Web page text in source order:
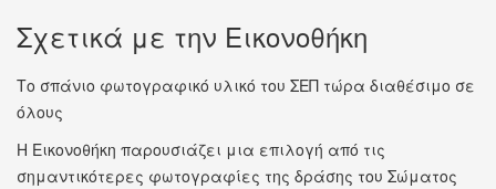
Σχετικά με την Εικονοθήκη
Το σπάνιο φωτογραφικό υλικό του ΣΕΠ τώρα διαθέσιμο σε
όλους
Η Εικονοθήκη παρουσιάζει μια επιλογή από τις
σημαντικότερες φωτογραφίες της δράσης του Σώματος